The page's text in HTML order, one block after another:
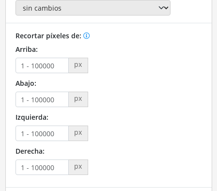
Recortar píxeles de:
Arriba:
px
Abajo:
px
Izquierda:
px
Derecha:
px